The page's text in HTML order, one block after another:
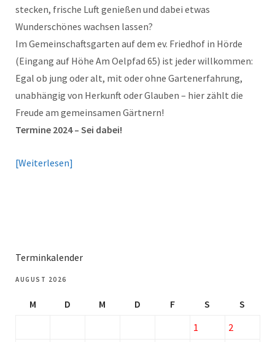
stecken, frische Luft genießen und dabei etwas
Wunderschönes wachsen lassen?
Im Gemeinschaftsgarten auf dem ev. Friedhof in Hörde
(Eingang auf Höhe Am Oelpfad 65) ist jeder willkommen:
Egal ob jung oder alt, mit oder ohne Gartenerfahrung,
unabhängig von Herkunft oder Glauben – hier zählt die
Freude am gemeinsamen Gärtnern!
Termine 2024 – Sei dabei!
Weiterlesen
Terminkalender
AUGUST 2026
M D M D F S
S
1
2